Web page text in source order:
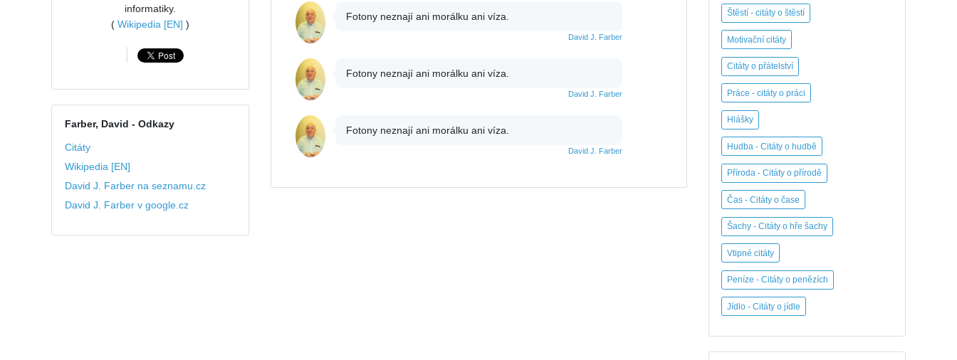
informatiky.
( Wikipedia [EN] )
Farber, David - Odkazy
Citáty
Wikipedia [EN]
David J. Farber na seznamu.cz
David J. Farber v google.cz
Fotony neznají ani morálku ani víza.
David J. Farber
Fotony neznají ani morálku ani víza.
David J. Farber
Fotony neznají ani morálku ani víza.
David J. Farber
Štěstí - citáty o štěstí
Motivační citáty
Citáty o přátelství
Práce - citáty o práci
Hlášky
Hudba - Citáty o hudbě
Příroda - Citáty o přírodě
Čas - Citáty o čase
Šachy - Citáty o hře šachy
Vtipné citáty
Peníze - Citáty o penězích
Jídlo - Citáty o jídle